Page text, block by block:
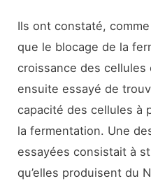
Ils ont constaté, comme
que le blocage de la
croissance des
ensuite essayé de
capacité des cellules à
la fermentation. Une
essayées consistait à
qu’elles produisent du